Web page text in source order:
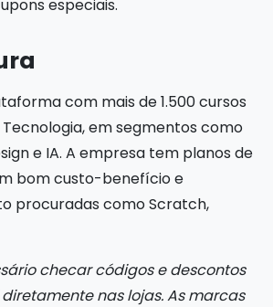
especiais.
com mais de 1.500 cursos
em segmentos como
e IA. A empresa tem planos de
bom custo-benefício e
procuradas como Scratch,
checar códigos e descontos
nas lojas. As marcas